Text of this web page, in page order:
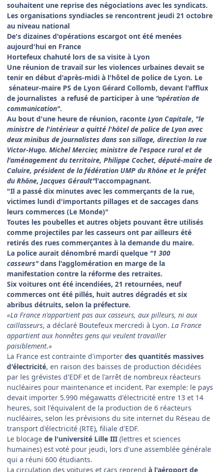
souhaitent une reprise des négociations avec les syndicats.
Les organisations syndiacles se rencontrent jeudi 21 octobre
au niveau national
De's dizaines d'opérations escargot ont été menées
aujourd'hui en France
Hortefeux chahuté lors de sa visite à Lyon
Une réunion de travail sur les violences urbaines devait se
tenir en début d'après-midi à l'hôtel de police de Lyon. Le
sénateur-maire PS de Lyon Gérard Collomb, devant l'afflux
de journalistes a refusé de participer à une "opération de
communication".
Au bout d'une heure de réunion, raconte Lyon Capitale, "le
ministre de l'intérieur a quitté l'hôtel de police de Lyon avec
deux minibus de journalistes dans son sillage, direction la rue
Victor-Hugo. Michel Mercier, ministre de l'espace rural et de
l'aménagement du territoire, Philippe Cochet, député-maire de
Caluire, président de la fédération UMP du Rhône et le préfet
du Rhône, Jacques Gérault"l'accompagnant.
"Il a passé dix minutes avec les commerçants de la rue,
victimes lundi d'importants pillages et de saccages dans
leurs commerces (Le Monde)"
Toutes les poubelles et autres objets pouvant être utilisés
comme projectiles par les casseurs ont par ailleurs été
retirés des rues commerçantes à la demande du maire.
La police aurait dénombré mardi quelque "1 300
casseurs" dans l'agglomération en marge de la
manifestation contre la réforme des retraites.
Six voitures ont été incendiées, 21 retournées, neuf
commerces ont été pillés, huit autres dégradés et six
abribus détruits, selon la préfecture.
«La France n'appartient pas aux casseurs, aux pilleurs, ni aux
caillasseurs, a déclaré Boutefeux mercredi à Lyon. La France
appartient aux honnêtes gens qui veulent travailler
paisiblement.»
La France est contrainte d'importer des quantités massives
d'électricité, en raison des baisses de production décidées
par les grévistes d'EDF et de l'arrêt de nombreux réacteurs
nucléaires pour maintenance et incident. Par exemple: le pays
devait importer 5.990 mégawatts d'électricité entre 13 et 14
heures, soit l'équivalent de la production de 6 réacteurs
nucléaires, selon les prévisions du site internet du Réseau de
transport d'électricité (RTE), filiale d'EDF.
Le blocage de l'université Lille III (lettres et sciences
humaines) est voté pour jeudi, lors d'une assemblée générale
qui a réuni 600 étudiants.
La circulation des voitures et cars reprend à l'aéroport de